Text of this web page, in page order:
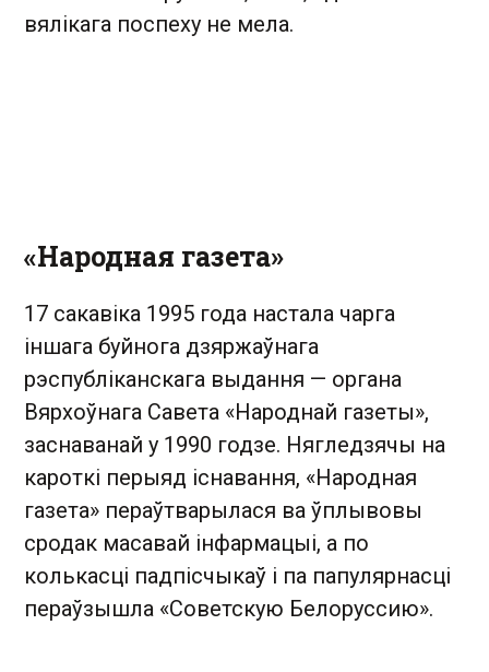
вялікага поспеху не мела.
«Народная газета»
17 сакавіка 1995 года настала чарга
іншага буйнога дзяржаўнага
рэспубліканскага выдання — органа
Вярхоўнага Савета «Народнай газеты»,
заснаванай у 1990 годзе. Нягледзячы на
кароткі перыяд існавання, «Народная
газета» пераўтварылася ва ўплывовы
сродак масавай інфармацыі, а по
колькасці падпісчыкаў і па папулярнасці
пераўзышла «Советскую Белоруссию».